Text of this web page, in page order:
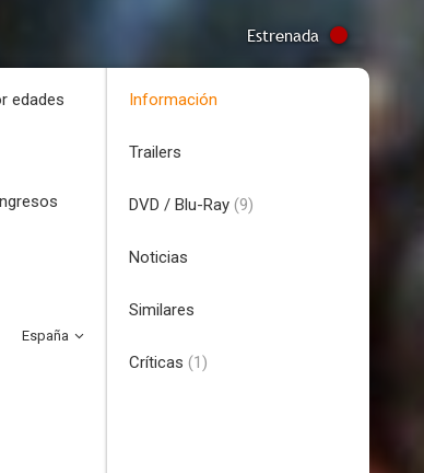
Estrenada
edades
España
Información
Trailers
DVD / Blu-Ray (9)
Noticias
Similares
Críticas (1)